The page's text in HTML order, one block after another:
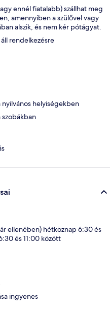
ennél fiatalabb) szállhat meg
amennyiben a szülővel vagy
alszik, és nem kér pótágyat.
rendelkezésre
helyiségekben
ellenében) hétköznap 6:30 és
és 11:00 között
ingyenes